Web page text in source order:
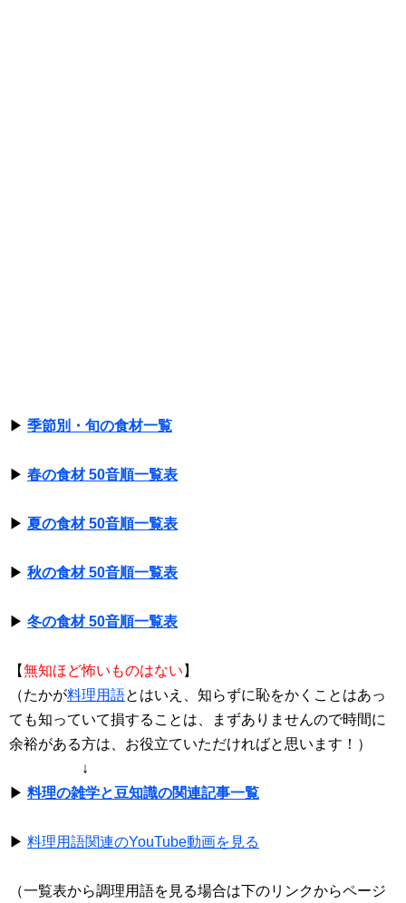
▶ 季節別・旬の食材一覧
▶ 春の食材 50音順一覧表
▶ 夏の食材 50音順一覧表
▶ 秋の食材 50音順一覧表
▶ 冬の食材 50音順一覧表
【無知ほど怖いものはない 】
（たかが料理用語とはいえ、知らずに恥をかくことはあっ
ても知っていて損することは、まずありませんので時間に
余裕がある方は、お役立ていただければと思います！）
↓
▶ 料理の雑学と豆知識の関連記事一覧
▶ 料理用語関連のYouTube動画を見る
（一覧表から調理用語を見る場合は下のリンクからページ